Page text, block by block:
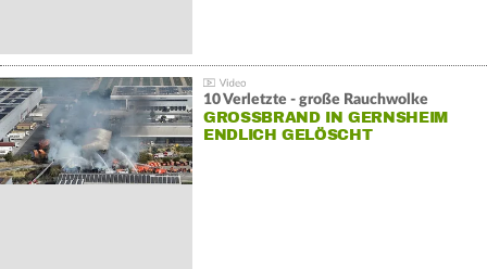
10 Verletzte - große Rauchwolke
GROSSBRAND IN GERNSHEIM E
NDLICH GELÖSCHT